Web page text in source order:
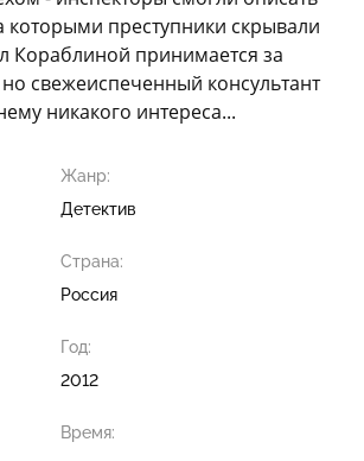
которыми преступники скрывали
Кораблиной принимается за
свежеиспеченный консультант
никакого интереса...
Жанр:
Детектив
Страна:
Россия
Год:
2012
Время: